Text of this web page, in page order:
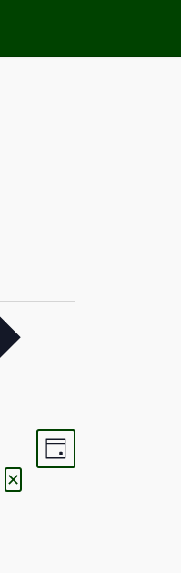
Ansichten-
Navigation
Ansichten-
Tag
✕